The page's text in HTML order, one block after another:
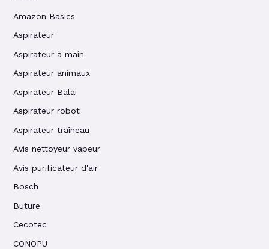
Amazon Basics
Aspirateur
Aspirateur à main
Aspirateur animaux
Aspirateur Balai
Aspirateur robot
Aspirateur traîneau
Avis nettoyeur vapeur
Avis purificateur d'air
Bosch
Buture
Cecotec
CONOPU